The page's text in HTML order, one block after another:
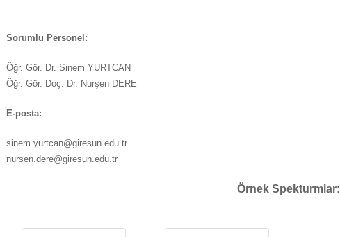
Sorumlu Personel:
Öğr. Gör. Dr. Sinem YURTCAN
Öğr. Gör. Doç. Dr. Nurşen DERE
E-posta:
sinem.yurtcan@giresun.edu.tr
nursen.dere@giresun.edu.tr
Örnek Spekturmlar: